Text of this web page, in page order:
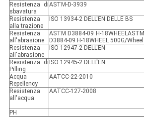
Resistenza di
sbavatura
ASTM-D-3939
Resistenza
alla trazione
ISO 13934-2 DELL'EN DELLE BS
Resistenza
all'abrasione
ASTM D3884-09 H-18WHEELASTM
D3884-09 H-18WHEEL 500G/Wheel
Resistenza
all'abrasione
ISO 12947-2 DELL'EN
Resistenza di
Pilling
ISO 12945-2 DELL'EN
Acqua
Repellency
AATCC-22-2010
Resistenza
all'acqua
AATCC-127-2008
PH